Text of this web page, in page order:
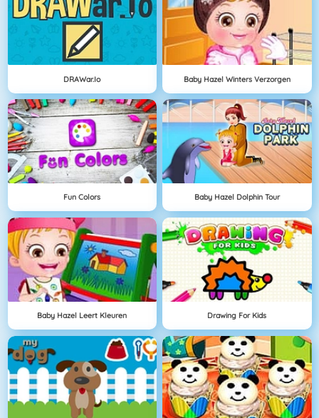
DRAWar.io Baby Hazel Winters Verzorgen
Fun Colors Baby Hazel Dolphin Tour
Baby Hazel Leert Kleuren Drawing For Kids